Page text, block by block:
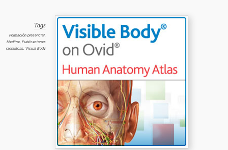
Tags
Formación presencial,
Medline, Publicaciones
científicas, Visual Body